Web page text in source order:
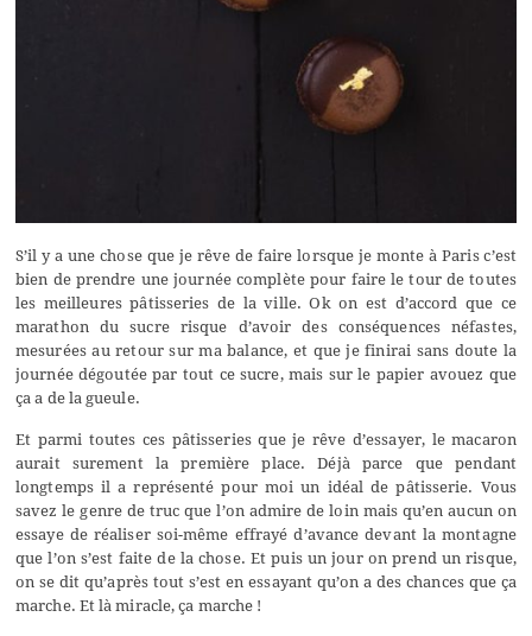
S’il y a une chose que je rêve de faire lorsque je monte à Paris c’est
bien de prendre une journée complète pour faire le tour de toutes
les meilleures pâtisseries de la ville. Ok on est d’accord que ce
marathon du sucre risque d’avoir des conséquences néfastes,
mesurées au retour sur ma balance, et que je finirai sans doute la
journée dégoutée par tout ce sucre, mais sur le papier avouez que
ça a de la gueule.
Et parmi toutes ces pâtisseries que je rêve d’essayer, le macaron
aurait surement la première place. Déjà parce que pendant
longtemps il a représenté pour moi un idéal de pâtisserie. Vous
savez le genre de truc que l’on admire de loin mais qu’en aucun on
essaye de réaliser soi-même effrayé d’avance devant la montagne
que l’on s’est faite de la chose. Et puis un jour on prend un risque,
on se dit qu’après tout s’est en essayant qu’on a des chances que ça
marche. Et là miracle, ça marche !